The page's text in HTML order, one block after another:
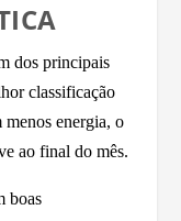
dos principais
classificação
energia, o
ao final do mês.
boas